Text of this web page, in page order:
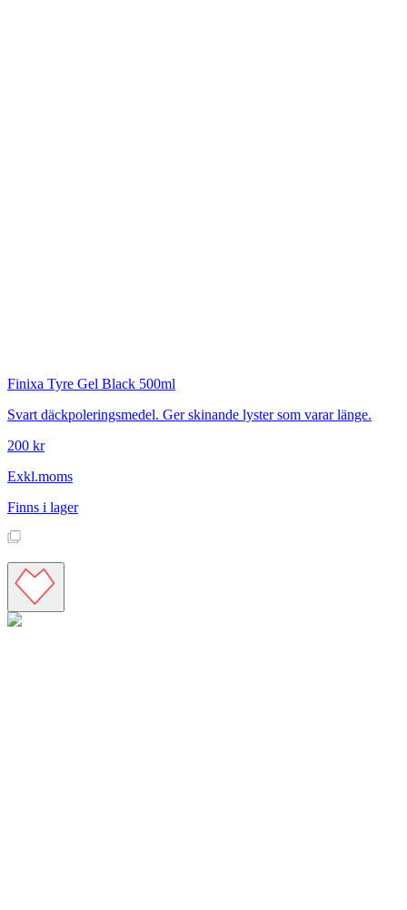
Finixa Tyre Gel Black 500ml
Svart däckpoleringsmedel. Ger skinande lyster som varar länge.
200 kr
Exkl.moms
Finns i lager